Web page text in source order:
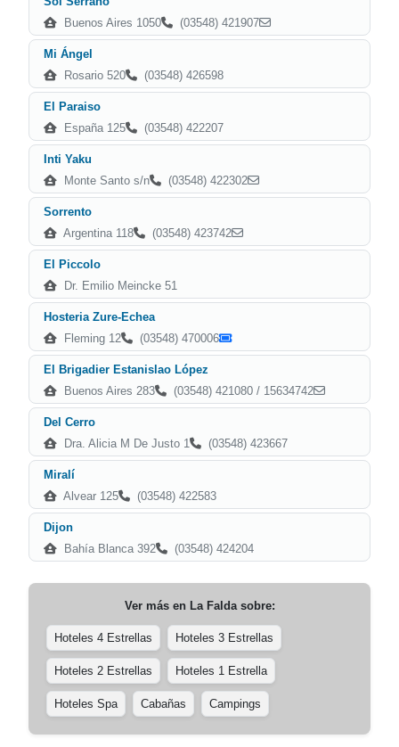
Buenos Aires 1050
(03548) 421907
Mi Ángel
Rosario 520
(03548) 426598
El Paraiso
España 125
(03548) 422207
Inti Yaku
Monte Santo s/n
(03548) 422302
Sorrento
Argentina 118
(03548) 423742
El Piccolo
Dr. Emilio Meincke 51
Hosteria Zure-Echea
Fleming 12
(03548) 470006
El Brigadier Estanislao López
Buenos Aires 283
(03548) 421080 / 15634742
Del Cerro
Dra. Alicia M De Justo 1
(03548) 423667
Miralí
Alvear 125
(03548) 422583
Dijon
Bahía Blanca 392
(03548) 424204
Ver más en La Faldasobre:
Hoteles 4 Estrellas Hoteles 3 Estrellas
Hoteles 2 Estrellas Hoteles 1 Estrella
Hoteles Spa Cabañas Campings